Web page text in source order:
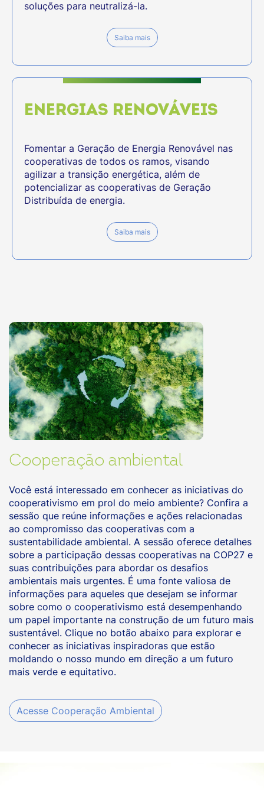
soluções para neutralizá-la.
Saiba mais
ENERGIAS RENOVÁVEIS
Fomentar a Geração de Energia Renovável nas
cooperativas de todos os ramos, visando
agilizar a transição energética, além de
potencializar as cooperativas de Geração
Distribuída de energia.
Saiba mais
Cooperação ambiental
Você está interessado em conhecer as iniciativas do
cooperativismo em prol do meio ambiente? Confira a
sessão que reúne informações e ações relacionadas
ao compromisso das cooperativas com a
sustentabilidade ambiental. A sessão oferece detalhes
sobre a participação dessas cooperativas na COP27 e
suas contribuições para abordar os desafios
ambientais mais urgentes. É uma fonte valiosa de
informações para aqueles que desejam se informar
sobre como o cooperativismo está desempenhando
um papel importante na construção de um futuro mais
sustentável. Clique no botão abaixo para explorar e
conhecer as iniciativas inspiradoras que estão
moldando o nosso mundo em direção a um futuro
mais verde e equitativo.
Acesse Cooperação Ambiental